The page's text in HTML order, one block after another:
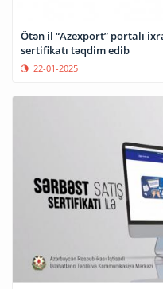
Ötən il “Azexport” portalı
sertifikatı təqdim edib
22-01-2025